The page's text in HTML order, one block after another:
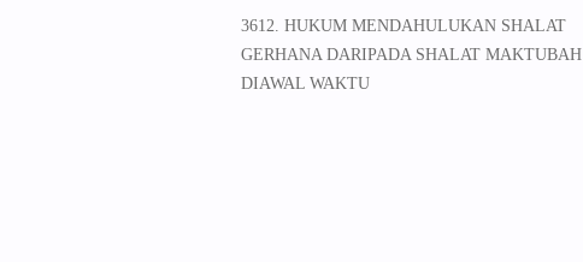
3612. HUKUM MENDAHULUKAN SHALAT
GERHANA DARIPADA SHALAT MAKTUBAH
DIAWAL WAKTU